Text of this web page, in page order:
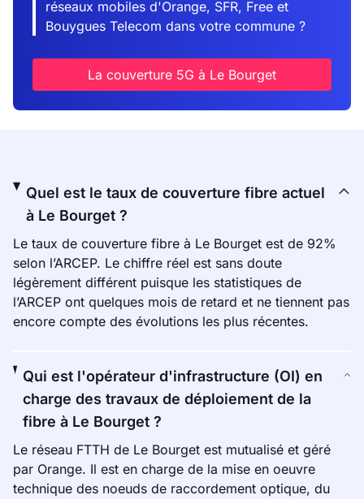
réseaux mobiles d'Orange, SFR, Free et
Bouygues Telecom dans votre commune ?
La couverture 5G à Le Bourget
Quel est le taux de couverture fibre actuel
à Le Bourget ?
Le taux de couverture fibre à Le Bourget est de 92%
selon l’ARCEP. Le chiffre réel est sans doute
légèrement différent puisque les statistiques de
l’ARCEP ont quelques mois de retard et ne tiennent pas
encore compte des évolutions les plus récentes.
Qui est l'opérateur d'infrastructure (OI) en
charge des travaux de déploiement de la
fibre à Le Bourget ?
Le réseau FTTH de Le Bourget est mutualisé et géré
par Orange. Il est en charge de la mise en oeuvre
technique des noeuds de raccordement optique, du